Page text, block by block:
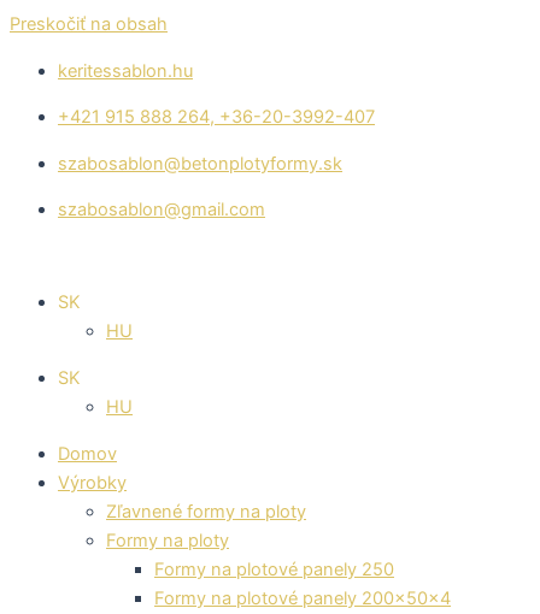
Preskočiť na obsah
keritessablon.hu
+421 915 888 264, +36-20-3992-407
szabosablon@betonplotyformy.sk
szabosablon@gmail.com
SK
HU
SK
HU
Domov
Výrobky
Zľavnené formy na ploty
Formy na ploty
Formy na plotové panely 250
Formy na plotové panely 200x50x4